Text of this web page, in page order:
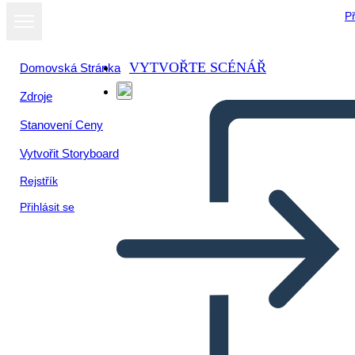
Domovská Stránka
Zdroje
Stanovení Ceny
Vytvořit Storyboard
Rejstřík
Přihlásit se
VYTVOŘTE SCÉNÁŘ